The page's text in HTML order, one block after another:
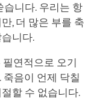
습니다. 우리는 항
, 더 많은 부를 축
니다.
연적으로 오기
음이 언제 닥칠
할 수 없습니다.